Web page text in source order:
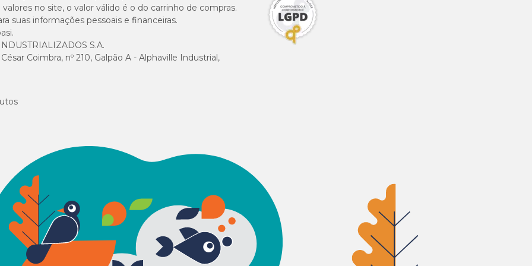
no site, o valor válido é o do carrinho de compras.
suas informações pessoais e financeiras.
S.A.
Coimbra, nº 210, Galpão A - Alphaville Industrial,